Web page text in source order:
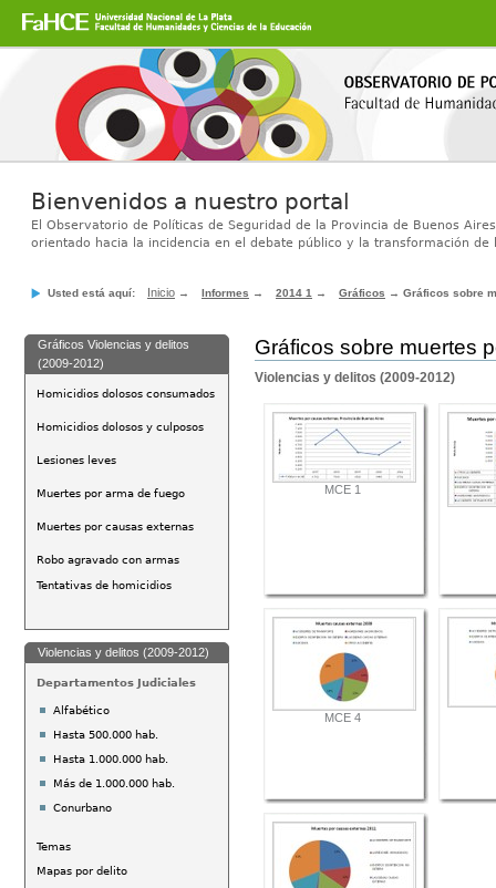
navegación
Bienvenidos a nuestro portal
El Observatorio de Políticas de Seguridad de la Provincia de Buenos
orientado hacia la incidencia en el debate público y la transformación de
Usted está aquí: Inicio → Informes → 2014 1 → Gráficos → Gráficos sobre
Gráficos Violencias y delitos
(2009-2012)
Homicidios dolosos consumados
Homicidios dolosos y culposos
Lesiones leves
Muertes por arma de fuego
Muertes por causas externas
Robo agravado con armas
Tentativas de homicidios
Violencias y delitos (2009-2012)
Departamentos Judiciales
Alfabético
Hasta 500.000 hab.
Hasta 1.000.000 hab.
Más de 1.000.000 hab.
Conurbano
Temas
Mapas por delito
Gráficos sobre muertes
Violencias y delitos (2009-2012)
MCE 1
MCE 4